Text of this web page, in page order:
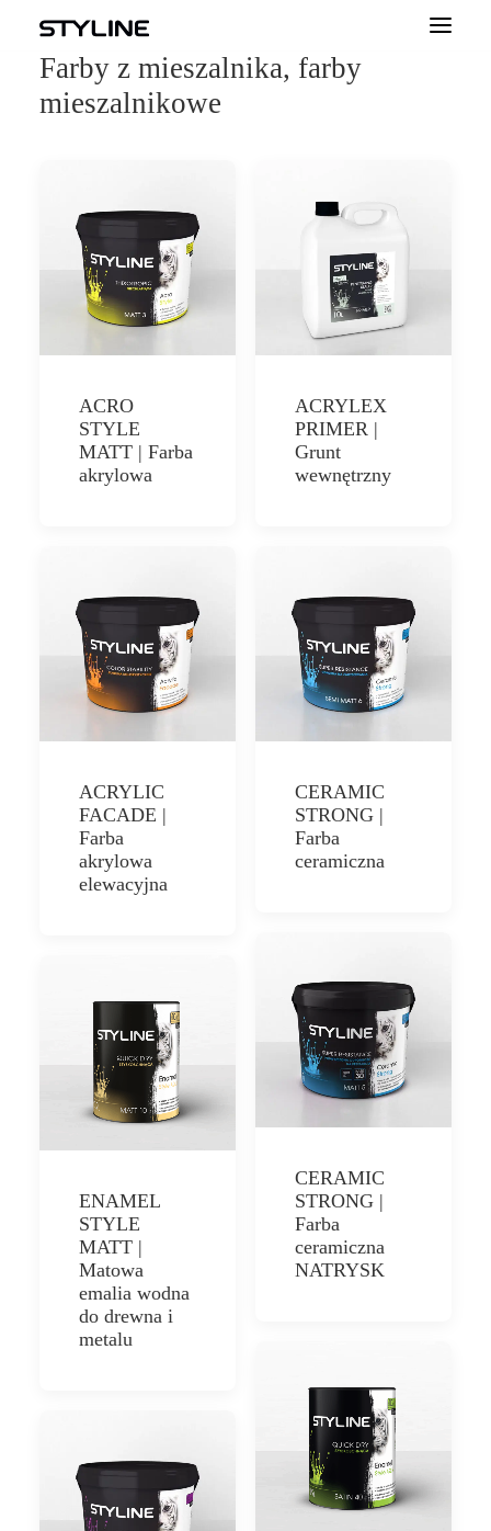
O NAS
PALETA KOLORÓW
KALKULATOR
DLA WYKONAWCÓW
DLA PROFESJONALISTÓW
Farby z mieszalnika, farby
mieszalnikowe
ACRO
STYLE
MATT | Farba
akrylowa
ACRYLEX
PRIMER |
Grunt
wewnętrzny
ACRYLIC
FACADE |
Farba
akrylowa
elewacyjna
CERAMIC
STRONG |
Farba
ceramiczna
CERAMIC
STRONG |
Farba
ceramiczna
NATRYSK
ENAMEL
STYLE
MATT |
Matowa
emalia wodna
do drewna i
metalu